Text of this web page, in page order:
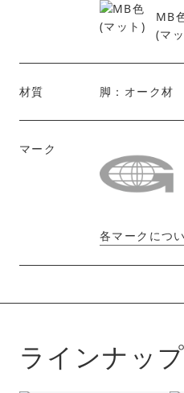
MB
(マ
材質 脚：オーク材
マーク
各マークにつ
ラインナップ